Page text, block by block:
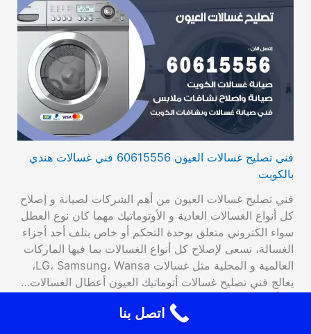
فني تصليح غسالات العيون 60615556 فني غسالات هندي
بالكويت
فني تصليح غسالات العيون من أهم الشركات لصيانة و إصلاح
كل أنواع الغسالات العادية و الأوتوماتيك مهما كان نوع العطل
سواء الكتروني متعلق بوحدة التحكم أو خاص بتلف أحد أجزاء
الغسالة، نسعى لإصلاح كل أنواع الغسالات بما فيها الماركات
العالمية و المحلية مثل غسالات LG، Samsung، Wansa،
يعالج فني تصليح غسالات أتوماتيك العيون أعطال الغسالات…
اتصل بنا